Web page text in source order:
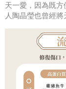
天一愛，因為既
人陶晶瑩也曾經將